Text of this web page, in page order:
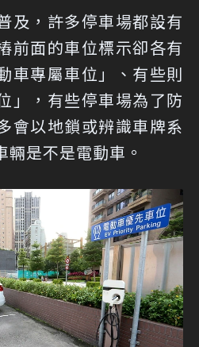
及，許多停車場都設有
前面的車位標示卻各有
車專屬車位」、有些則
」，有些停車場為了防
會以地鎖或辨識車牌系
是不是電動車。